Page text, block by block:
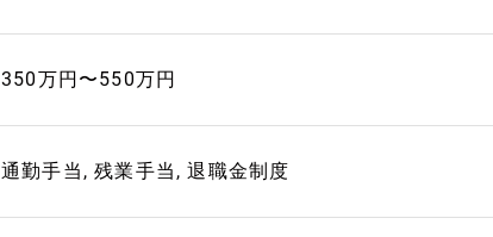
350万円〜550万円
通勤手当, 残業手当, 退職金制度